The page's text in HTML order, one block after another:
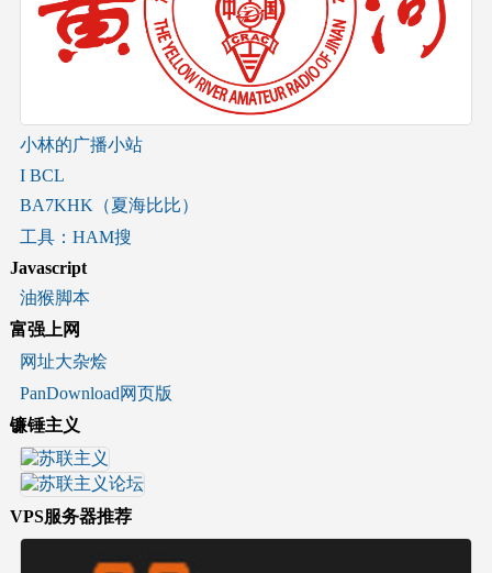
小林的广播小站
I BCL
BA7KHK（夏海比比）
工具：HAM搜
Javascript
油猴脚本
富强上网
网址大杂烩
PanDownload网页版
镰锤主义
VPS服务器推荐